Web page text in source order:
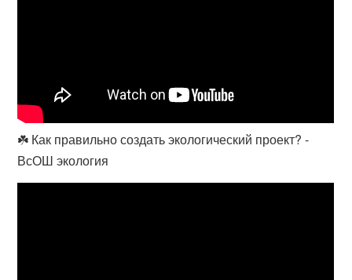
☘️ Как правильно создать экологический проект? -
ВсОШ экология